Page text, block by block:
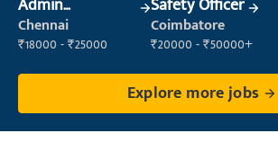
Admin
Supervisor
Chennai
₹18000 - ₹25000
Safety Officer
Coimbatore
₹20000 - ₹50000+
Explore more jobs